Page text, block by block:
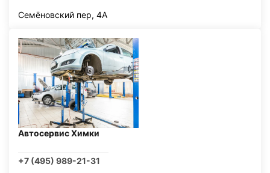
Семёновский пер, 4А
Автосервис Химки
+7 (495) 989-21-31